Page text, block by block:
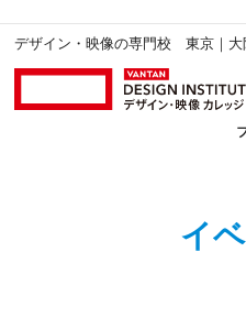
デザイン・映像の専門校 東京｜大
イ